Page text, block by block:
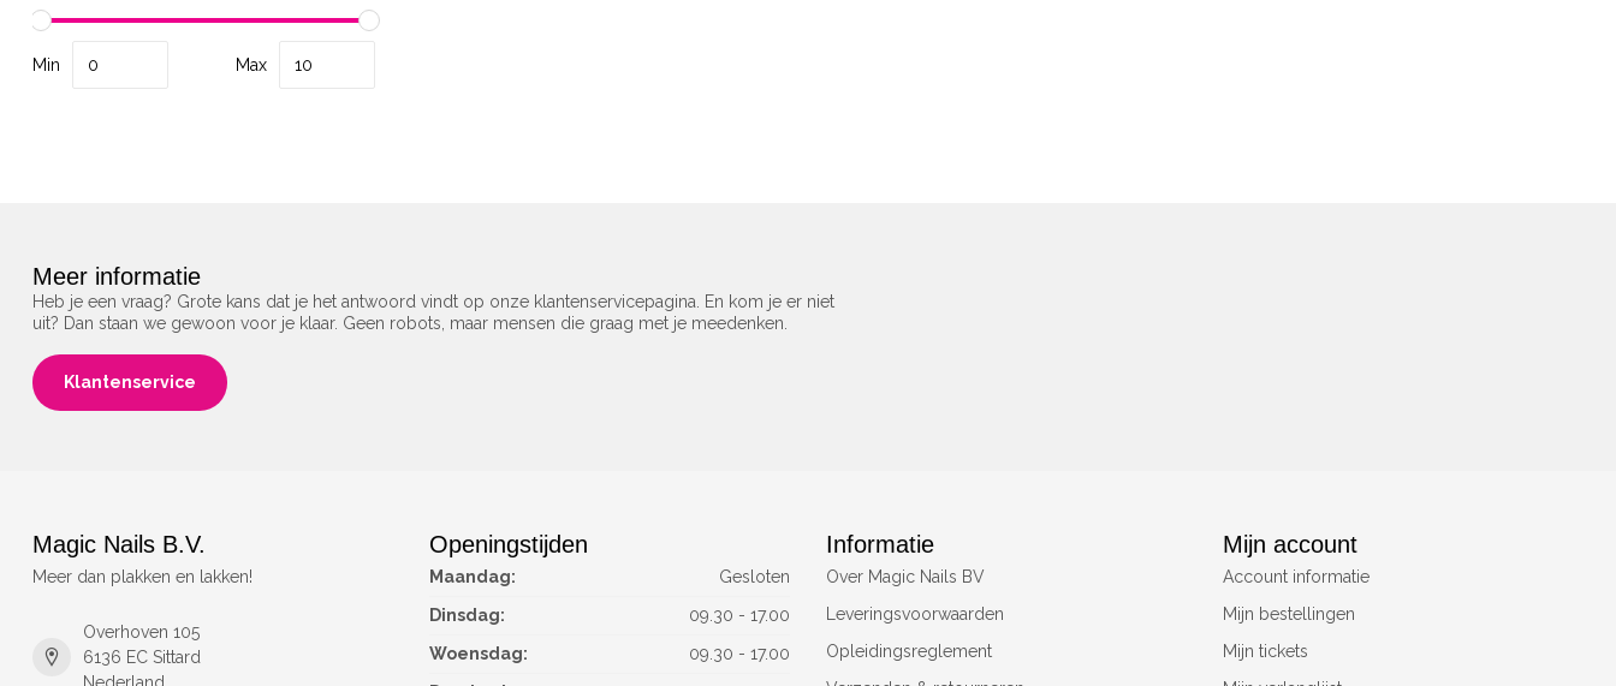
Min Max
Meer informatie
Heb je een vraag? Grote kans dat je het antwoord vindt op onze klantenservicepagina. En kom je er niet
uit? Dan staan we gewoon voor je klaar. Geen robots, maar mensen die graag met je meedenken.
Klantenservice
Magic Nails B.V.
Meer dan plakken en lakken!
Overhoven 105
6136 EC Sittard
Nederland
Openingstijden
Maandag:
Gesloten
Dinsdag:
09.30 - 17.00
Woensdag:
09.30 - 17.00
Informatie
Over Magic Nails BV
Leveringsvoorwaarden
Opleidingsreglement
Mijn account
Account informatie
Mijn bestellingen
Mijn tickets